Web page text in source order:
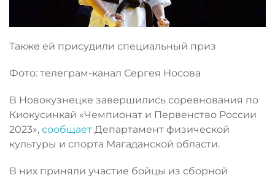
Также ей присудили специальный приз
Фото: телеграм-канал Сергея Носова
В Новокузнецке завершились соревнования по
Киокусинкай «Чемпионат и Первенство России
2023», сообщает Департамент физической
культуры и спорта Магаданской области.
В них приняли участие бойцы из сборной